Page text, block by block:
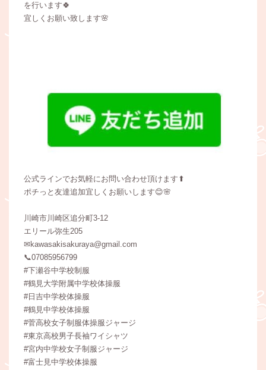
を行います🍀
宜しくお願い致します🌸
公式ラインでお気軽にお問い合わせ頂けます⬆
ポチっと友達追加宜しくお願いします😊🌸
川崎市川崎区追分町3-12
エリール弥生205
✉kawasakisakuraya@gmail.com
📞07085956799
#下瀬谷中学校制服
#鶴見大学附属中学校体操服
#日吉中学校体操服
#鶴見中学校体操服
#菅高校女子制服体操服ジャージ
#東京高校男子長袖ワイシャツ
#宮内中学校女子制服ジャージ
#富士見中学校体操服